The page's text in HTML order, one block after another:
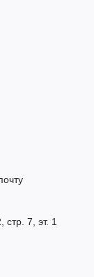
7, эт. 1